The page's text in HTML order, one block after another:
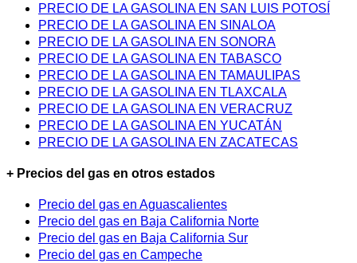
PRECIO DE LA GASOLINA EN SAN LUIS POTOSÍ
PRECIO DE LA GASOLINA EN SINALOA
PRECIO DE LA GASOLINA EN SONORA
PRECIO DE LA GASOLINA EN TABASCO
PRECIO DE LA GASOLINA EN TAMAULIPAS
PRECIO DE LA GASOLINA EN TLAXCALA
PRECIO DE LA GASOLINA EN VERACRUZ
PRECIO DE LA GASOLINA EN YUCATÁN
PRECIO DE LA GASOLINA EN ZACATECAS
+ Precios del gas en otros estados
Precio del gas en Aguascalientes
Precio del gas en Baja California Norte
Precio del gas en Baja California Sur
Precio del gas en Campeche